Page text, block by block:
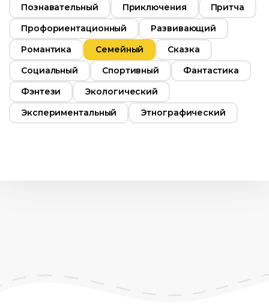
Познавательный
Приключения
Притча
Профориентационный
Развивающий
Романтика
Семейный
Сказка
Социальный
Спортивный
Фантастика
Фэнтези
Экологический
Экспериментальный
Этнографический